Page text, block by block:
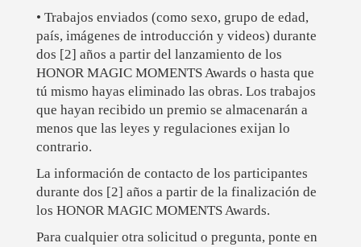
• Trabajos enviados (como sexo, grupo de edad,
país, imágenes de introducción y videos) durante
dos [2] años a partir del lanzamiento de los
HONOR MAGIC MOMENTS Awards o hasta que
tú mismo hayas eliminado las obras. Los trabajos
que hayan recibido un premio se almacenarán a
menos que las leyes y regulaciones exijan lo
contrario.
La información de contacto de los participantes
durante dos [2] años a partir de la finalización de
los HONOR MAGIC MOMENTS Awards.
Para cualquier otra solicitud o pregunta, ponte en